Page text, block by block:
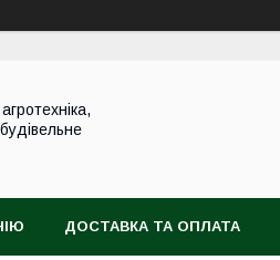
ДОСТАВКА ТА ОПЛАТА